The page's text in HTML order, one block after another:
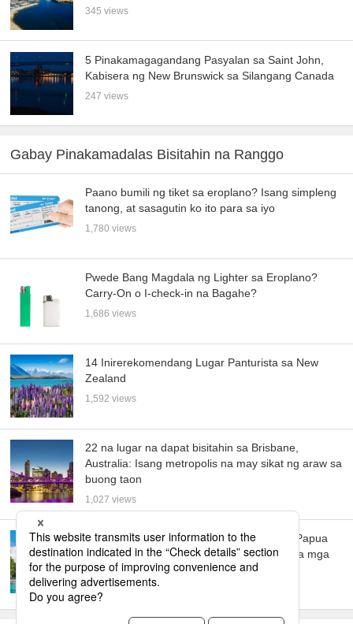
345 views
5 Pinakamagagandang Pasyalan sa Saint John,
Kabisera ng New Brunswick sa Silangang Canada
247 views
Gabay Pinakamadalas Bisitahin na Ranggo
Paano bumili ng tiket sa eroplano? Isang simpleng
tanong, at sasagutin ko ito para sa iyo
1,780 views
Pwede Bang Magdala ng Lighter sa Eroplano?
Carry-On o I-check-in na Bagahe?
1,686 views
14 Inirerekomendang Lugar Panturista sa New
Zealand
1,592 views
22 na lugar na dapat bisitahin sa Brisbane,
Australia: Isang metropolis na may sikat ng araw sa
buong taon
1,027 views
Tuklasin ang Pinakamagandang Lugar sa Papua
New Guinea: 10 Hindi Dapat Palampasin na mga
Lugar
982 views